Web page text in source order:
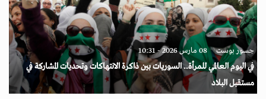
جسور بوست 08 مارس 2026 - 10:31
في اليوم العالمي للمرأة.. السوريات بين ذاكرة الانتهاكات وتحديات المشاركة في
مستقبل البلاد